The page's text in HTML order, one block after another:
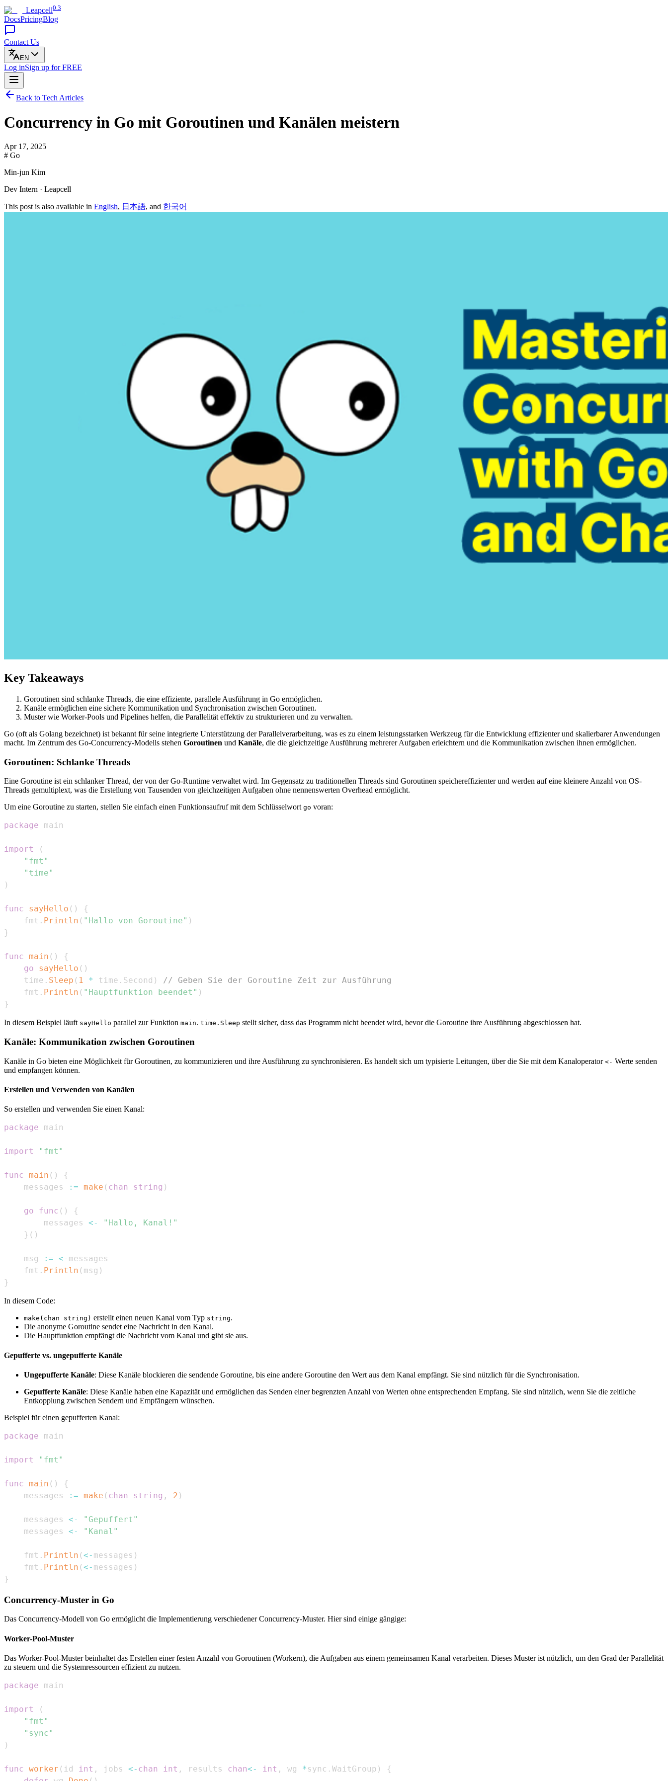
Leapcell0.3
DocsPricingBlog
Contact Us
EN
Log inSign up for FREE
Back to Tech Articles
Concurrency in Go mit Goroutinen und Kanälen meistern
Apr 17, 2025
# Go
Min-jun Kim
Dev Intern · Leapcell
This post is also available in English, 日本語, and 한국어
Key Takeaways
Goroutinen sind schlanke Threads, die eine effiziente, parallele Ausführung in Go ermöglichen.
Kanäle ermöglichen eine sichere Kommunikation und Synchronisation zwischen Goroutinen.
Muster wie Worker-Pools und Pipelines helfen, die Parallelität effektiv zu strukturieren und zu verwalten.
Go (oft als Golang bezeichnet) ist bekannt für seine integrierte Unterstützung der Parallelverarbeitung, was es zu einem leistungsstarken Werkzeug für die Entwicklung effizienter und skalierbarer Anwendungen
macht. Im Zentrum des Go-Concurrency-Modells stehen Goroutinen und Kanäle, die die gleichzeitige Ausführung mehrerer Aufgaben erleichtern und die Kommunikation zwischen ihnen ermöglichen.
Goroutinen: Schlanke Threads
Eine Goroutine ist ein schlanker Thread, der von der Go-Runtime verwaltet wird. Im Gegensatz zu traditionellen Threads sind Goroutinen speichereffizienter und werden auf eine kleinere Anzahl von OS-
Threads gemultiplext, was die Erstellung von Tausenden von gleichzeitigen Aufgaben ohne nennenswerten Overhead ermöglicht.
Um eine Goroutine zu starten, stellen Sie einfach einen Funktionsaufruf mit dem Schlüsselwort go voran:
package
import
(
"fmt"
"time"
)
func sayHello ( )
{
    fmt
. Println ( "Hallo von Goroutine" )
}
func main ( )
{
go
sayHello ( )
    time
. Sleep ( 1 * time . Second )
// Geben Sie der Goroutine Zeit zur Ausführung
    fmt
. Println ( "Hauptfunktion beendet" )
}
In diesem Beispiel läuft sayHello parallel zur Funktion main. time.Sleep stellt sicher, dass das Programm nicht beendet wird, bevor die Goroutine ihre Ausführung abgeschlossen hat.
Kanäle: Kommunikation zwischen Goroutinen
Kanäle in Go bieten eine Möglichkeit für Goroutinen, zu kommunizieren und ihre Ausführung zu synchronisieren. Es handelt sich um typisierte Leitungen, über die Sie mit dem Kanaloperator <- Werte senden
und empfangen können.
Erstellen und Verwenden von Kanälen
So erstellen und verwenden Sie einen Kanal:
package
import "fmt"
func main ( )
{
    messages
:= make ( chan string )
go func ( )
{
        messages
<-
"Hallo, Kanal!"
} ( )
    msg
:= <-
    fmt
. Println ( msg )
}
In diesem Code:
make(chan string) erstellt einen neuen Kanal vom Typ string.
Die anonyme Goroutine sendet eine Nachricht in den Kanal.
Die Hauptfunktion empfängt die Nachricht vom Kanal und gibt sie aus.
Gepufferte vs. ungepufferte Kanäle
Ungepufferte Kanäle: Diese Kanäle blockieren die sendende Goroutine, bis eine andere Goroutine den Wert aus dem Kanal empfängt. Sie sind nützlich für die Synchronisation.
Gepufferte Kanäle: Diese Kanäle haben eine Kapazität und ermöglichen das Senden einer begrenzten Anzahl von Werten ohne entsprechenden Empfang. Sie sind nützlich, wenn Sie die zeitliche
Entkopplung zwischen Sendern und Empfängern wünschen.
Beispiel für einen gepufferten Kanal:
package
import "fmt"
func main ( )
{
    messages
:= make ( chan string , 2 )
    messages
<-
"Gepuffert"
    messages
<- "Kanal"
    fmt
. Println (<- messages )
    fmt
. Println (<- messages )
}
Concurrency-Muster in Go
Das Concurrency-Modell von Go ermöglicht die Implementierung verschiedener Concurrency-Muster. Hier sind einige gängige:
Worker-Pool-Muster
Das Worker-Pool-Muster beinhaltet das Erstellen einer festen Anzahl von Goroutinen (Workern), die Aufgaben aus einem gemeinsamen Kanal verarbeiten. Dieses Muster ist nützlich, um den Grad der Parallelität
zu steuern und die Systemressourcen effizient zu nutzen.
package
import
(
"fmt"
"sync"
)
func worker ( id int , jobs <- chan int , results chan<- int , wg * sync . WaitGroup )
{